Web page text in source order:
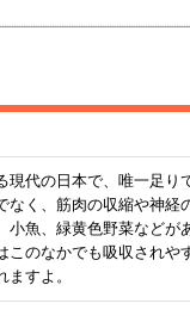
代の日本で、唯一足り
く、筋肉の収縮や神
魚、緑黄色野菜などが
のなかでも吸収され
すよ。